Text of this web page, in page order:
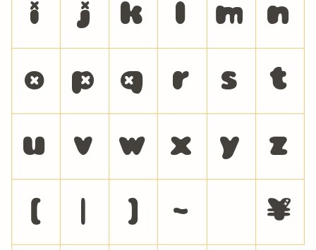
i j k l m n
o p q r s t
u v w x y z
{ } ~ ¥